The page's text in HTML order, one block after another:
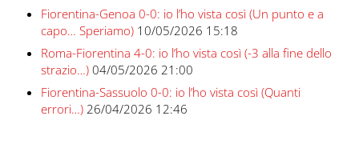
Fiorentina-Genoa 0-0: io l’ho vista così (Un punto e a
capo… Speriamo) 10/05/2026 15:18
Roma-Fiorentina 4-0: io l’ho vista così (-3 alla fine dello
strazio…) 04/05/2026 21:00
Fiorentina-Sassuolo 0-0: io l’ho vista così (Quanti
errori…) 26/04/2026 12:46